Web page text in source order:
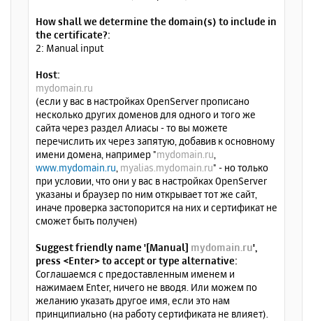
How shall we determine the domain(s) to include in
the certificate?:
2: Manual input
Host:
mydomain.ru
(если у вас в настройках OpenServer прописано
несколько других доменов для одного и того же
сайта через раздел Алиасы - то вы можете
перечислить их через запятую, добавив к основному
имени домена, например "mydomain.ru,
www.mydomain.ru, myalias.mydomain.ru" - но только
при условии, что они у вас в настройках OpenServer
указаны и браузер по ним открывает тот же сайт,
иначе проверка застопорится на них и сертификат не
сможет быть получен)
Suggest friendly name '[Manual] mydomain.ru',
press <Enter> to accept or type alternative:
Соглашаемся с предоставленным именем и
нажимаем Enter, ничего не вводя. Или можем по
желанию указать другое имя, если это нам
принципиально (на работу сертификата не влияет).